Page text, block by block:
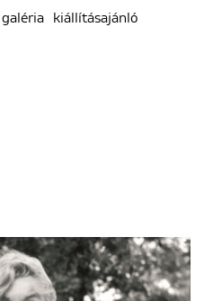
galéria kiállításajánló